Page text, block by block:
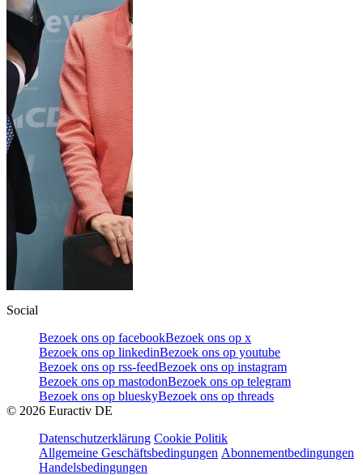
Social
Bezoek ons op facebookBezoek ons op x
Bezoek ons op linkedinBezoek ons op youtube
Bezoek ons op rss-feedBezoek ons op instagram
Bezoek ons op mastodonBezoek ons op telegram
Bezoek ons op blueskyBezoek ons op threads
© 2026 Euractiv DE
Datenschutzerklärung Cookie Politik
Allgemeine Geschäftsbedingungen Abonnementbedingungen
Handelsbedingungen